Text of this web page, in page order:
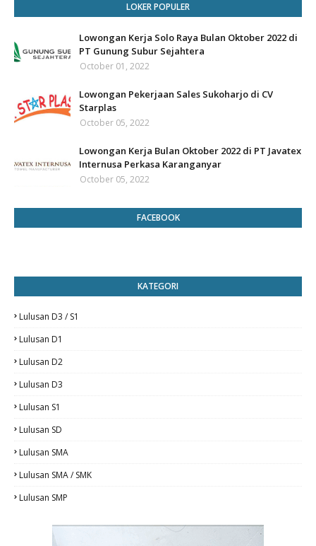
LOKER POPULER
Lowongan Kerja Solo Raya Bulan Oktober 2022 di
PT Gunung Subur Sejahtera
October 01, 2022
Lowongan Pekerjaan Sales Sukoharjo di CV
Starplas
October 05, 2022
Lowongan Kerja Bulan Oktober 2022 di PT Javatex
Internusa Perkasa Karanganyar
October 05, 2022
FACEBOOK
KATEGORI
Lulusan D3 / S1
Lulusan D1
Lulusan D2
Lulusan D3
Lulusan S1
Lulusan SD
Lulusan SMA
Lulusan SMA / SMK
Lulusan SMP